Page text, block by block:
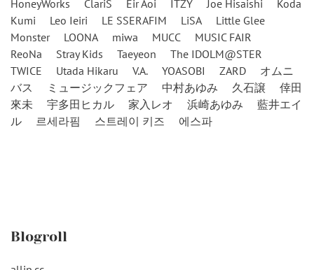
HoneyWorks
ClariS Eir Aoi ITZY Joe Hisaishi
Koda
Kumi
Leo Ieiri LE SSERAFIM LiSA
Little Glee
Monster
LOONA miwa MUCC
MUSIC FAIR
ReoNa
Stray Kids Taeyeon
The IDOLM@STER
TWICE
Utada Hikaru V.A. YOASOBI ZARD
オムニ
バス
ミュージックフェア 中村あゆみ 久石譲
倖田
來未
宇多田ヒカル 家入レオ 浜崎あゆみ
藍井エイ
ル
르세라핌 스트레이 키즈 에스파
Blogroll